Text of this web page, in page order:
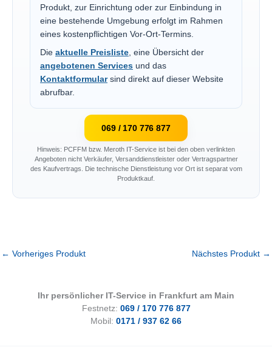
Produkt, zur Einrichtung oder zur Einbindung in
eine bestehende Umgebung erfolgt im Rahmen
eines kostenpflichtigen Vor-Ort-Termins.
Die aktuelle Preisliste, eine Übersicht der
angebotenen Services und das
Kontaktformularsind direkt auf dieser Website
abrufbar.
069 / 170 776 877
Hinweis: PCFFM bzw. Meroth IT-Service ist bei den oben verlinkten
Angeboten nicht Verkäufer, Versanddienstleister oder Vertragspartner
des Kaufvertrags. Die technische Dienstleistung vor Ort ist separat vom
Produktkauf.
← Vorheriges Produkt Nächstes Produkt →
Ihr persönlicher IT-Service in Frankfurt am Main
Festnetz: 069 / 170 776 877
Mobil: 0171 / 937 62 66